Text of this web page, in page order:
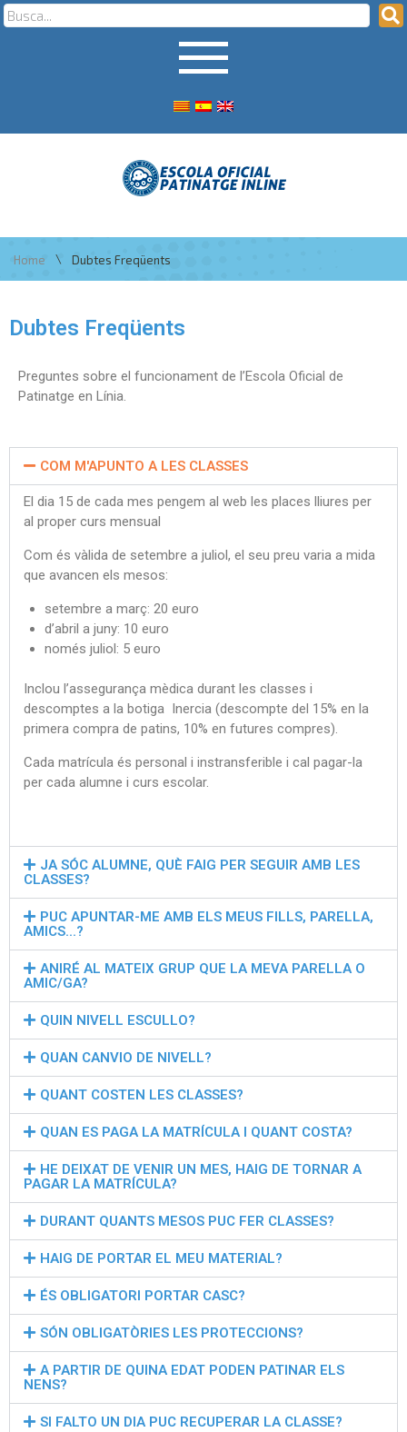
Home \ Dubtes Freqüents
Dubtes Freqüents
Preguntes sobre el funcionament de l’Escola Oficial de
Patinatge en Línia.
COM M'APUNTO A LES CLASSES
El dia 15 de cada mes pengem al web les places lliures per
al proper curs mensual
Com és vàlida de setembre a juliol, el seu preu varia a mida
que avancen els mesos:
setembre a març: 20 euro
d’abril a juny: 10 euro
només juliol: 5 euro
Inclou l’assegurança mèdica durant les classes i
descomptes a la botiga Inercia (descompte del 15% en la
primera compra de patins, 10% en futures compres).
Cada matrícula és personal i instransferible i cal pagar-la
per cada alumne i curs escolar.
JA SÓC ALUMNE, QUÈ FAIG PER SEGUIR AMB LES
CLASSES?
PUC APUNTAR-ME AMB ELS MEUS FILLS, PARELLA,
AMICS...?
ANIRÉ AL MATEIX GRUP QUE LA MEVA PARELLA O
AMIC/GA?
QUIN NIVELL ESCULLO?
QUAN CANVIO DE NIVELL?
QUANT COSTEN LES CLASSES?
QUAN ES PAGA LA MATRÍCULA I QUANT COSTA?
HE DEIXAT DE VENIR UN MES, HAIG DE TORNAR A
PAGAR LA MATRÍCULA?
DURANT QUANTS MESOS PUC FER CLASSES?
HAIG DE PORTAR EL MEU MATERIAL?
ÉS OBLIGATORI PORTAR CASC?
SÓN OBLIGATÒRIES LES PROTECCIONS?
A PARTIR DE QUINA EDAT PODEN PATINAR ELS
NENS?
SI FALTO UN DIA PUC RECUPERAR LA CLASSE?